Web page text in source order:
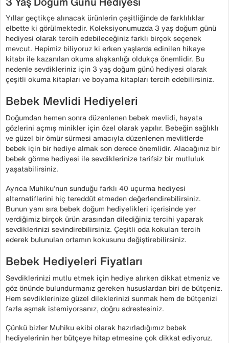
Yıllar geçtikçe alınacak ürünlerin çeşitliğinde de farklılıklar
elbette ki görülmektedir. Koleksiyonumuzda 3 yaş doğum günü
hediyesi olarak tercih edebileceğiniz farklı birçok seçenek
mevcut. Hepimiz biliyoruz ki erken yaşlarda edinilen hikaye
kitabı ile kazanılan okuma alışkanlığı oldukça önemlidir. Bu
nedenle sevdikleriniz için 3 yaş doğum günü hediyesi olarak
çeşitli okuma kitapları ve boyama kitapları tercih edebilirsiniz.
Bebek Mevlidi Hediyeleri
Doğumdan hemen sonra düzenlenen bebek mevlidi, hayata
gözlerini açmış minikler için özel olarak yapılır. Bebeğin sağlıklı
ve güzel bir ömür sürmesi amacıyla düzenlenen mevlitlerde
bebek için bir hediye almak son derece önemlidir. Alacağınız bir
bebek görme hediyesi ile sevdiklerinize tarifsiz bir mutluluk
yaşatabilirsiniz.
Ayrıca Muhiku’nun sunduğu farklı 40 uçurma hediyesi
alternatiflerini hiç tereddüt etmeden değerlendirebilirsiniz.
Bunun yanı sıra bebek doğum hediyelikleri içerisinde yer
verdiğimiz birçok ürün arasından dilediğiniz tercihi yaparak
sevdiklerinizi sevindirebilirsiniz. Çeşitli oda kokuları tercih
ederek bulunulan ortamın kokusunu değiştirebilirsiniz.
Bebek Hediyeleri Fiyatları
Sevdiklerinizi mutlu etmek için hediye alırken dikkat etmeniz ve
göz önünde bulundurmanız gereken hususlardan biri de bütçeniz.
Hem sevdiklerinize güzel dileklerinizi sunmak hem de bütçenizi
fazla aşmak istemiyorsanız, doğru adrestesiniz.
Çünkü bizler Muhiku ekibi olarak hazırladığımız bebek
hediyelerinin her bütçeye hitap etmesine çok dikkat ediyoruz.